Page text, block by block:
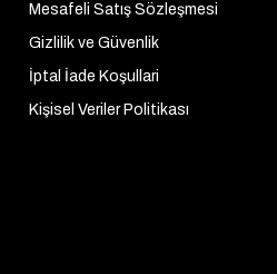
Mesafeli Satış Sözleşmesi
Gizlilik ve Güvenlik
İptal İade Koşullari
Kişisel Veriler Politikası